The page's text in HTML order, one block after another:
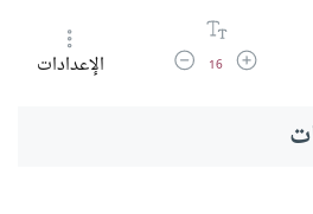
زيادة حجم الخط
16 تقليل حجم الخطالإعدادات